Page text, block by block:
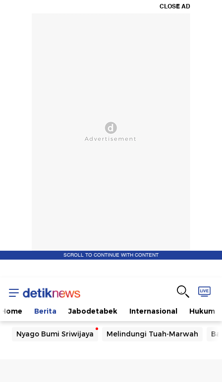
CLOSE AD
SCROLL TO CONTINUE WITH CONTENT
Home Berita Jabodetabek Internasional Hukum
Nyago Bumi Sriwijaya Melindungi Tuah-Marwah